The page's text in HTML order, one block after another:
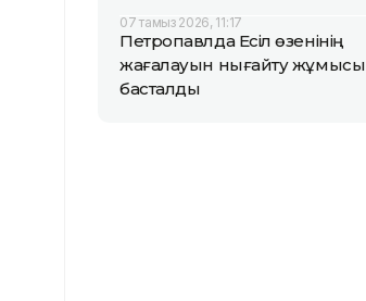
07 тамыз 2026, 11:17
Петропавлда Есіл өзенінің
жағалауын нығайту жұмысы
басталды